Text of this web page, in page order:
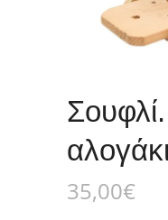
αλογάκι
35,00€